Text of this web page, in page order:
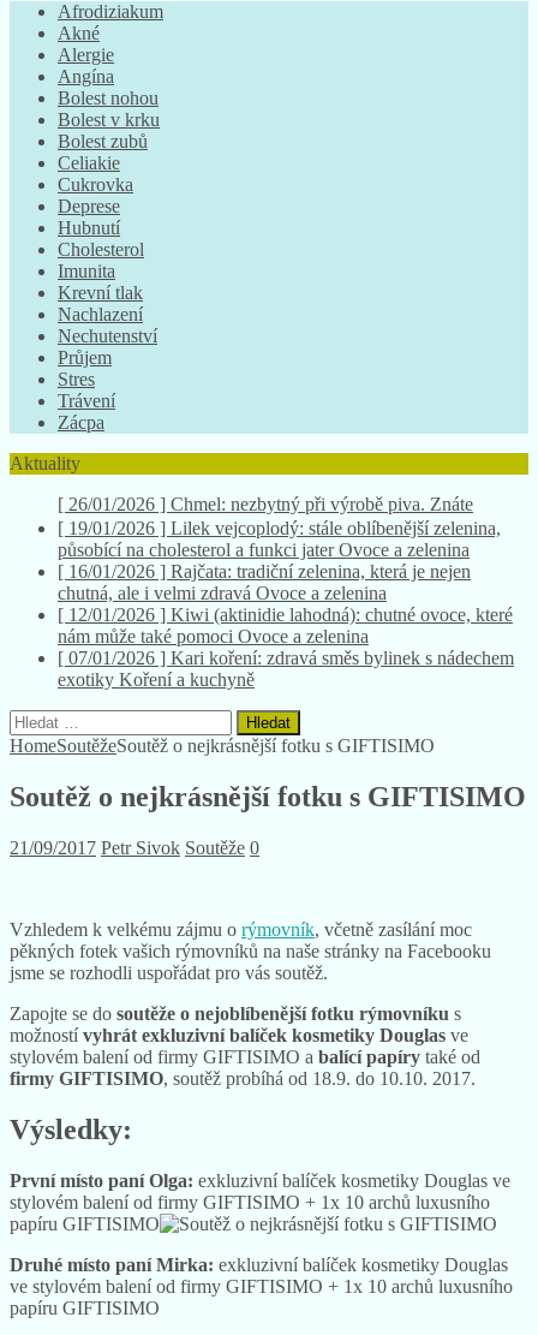
Afrodiziakum
Akné
Alergie
Angína
Bolest nohou
Bolest v krku
Bolest zubů
Celiakie
Cukrovka
Deprese
Hubnutí
Cholesterol
Imunita
Krevní tlak
Nachlazení
Nechutenství
Průjem
Stres
Trávení
Zácpa
Aktuality
[ 19/01/2026 ] Lilek vejcoplodý: stále oblíbenější zelenina,
působící na cholesterol a funkci jaterOvoce a zelenina
[ 16/01/2026 ]Rajčata: tradiční zelenina, která je nejen
chutná, ale i velmi zdraváOvoce a zelenina
[ 12/01/2026 ]Kiwi (aktinidie lahodná): chutné ovoce, které
nám může také pomociOvoce a zelenina
[ 07/01/2026 ]Kari koření: zdravá směs bylinek s nádechem
exotikyKoření a kuchyně
[ 26/01/2026 ]Chmel: nezbytný při výrobě piva. Znáte
Vyhledávání
HomeSoutěže Soutěž o nejkrásnější fotku s GIFTISIMO
Soutěž o nejkrásnější fotku s GIFTISIMO
21/09/2017 Petr Sivok Soutěže 0
Vzhledem k velkému zájmu orýmovník, včetně zasílání moc
pěkných fotek vašich rýmovníků na naše stránky na Facebooku
jsme se rozhodli uspořádat pro vás soutěž.
Zapojte se dosoutěže o nejoblíbenější fotku rýmovníkus
možností vyhrát exkluzivní balíček kosmetiky Douglasve
stylovém balení od firmy GIFTISIMO a balící papírytaké od
firmy GIFTISIMO , soutěž probíhá od 18.9. do 10.10. 2017.
Výsledky:
První místo paní Olga:exkluzivní balíček kosmetiky Douglas ve
stylovém balení od firmy GIFTISIMO + 1x 10 archů luxusního
papíru GIFTISIMO
Druhé místo paní Mirka:exkluzivní balíček kosmetiky Douglas
ve stylovém balení od firmy GIFTISIMO + 1x 10 archů luxusního
papíru GIFTISIMO